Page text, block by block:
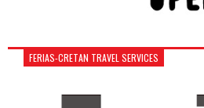
FERIAS-CRETAN TRAVEL SERVICES